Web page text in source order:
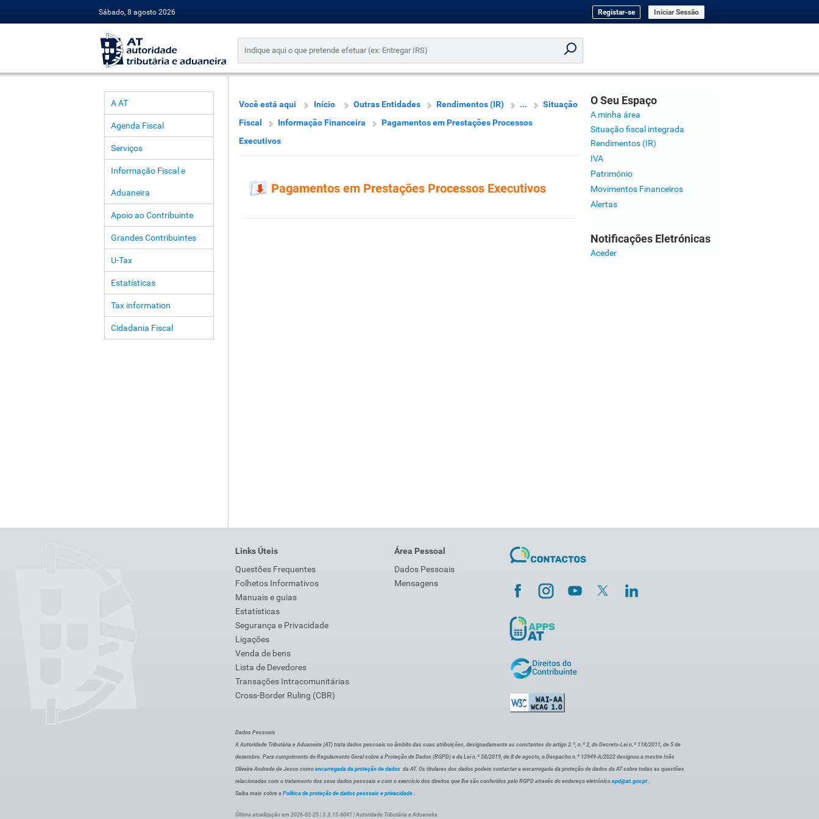
Sábado, 8 agosto 2026 Registar-se Iniciar Sessão
A AT
Agenda Fiscal
Serviços
Informação Fiscal e
Aduaneira
Apoio ao Contribuinte
Grandes Contribuintes
U-Tax
Estatísticas
Tax information
Cidadania Fiscal
Você está aqui Início Outras Entidades Rendimentos (IR) ...
Situação
Fiscal
Informação Financeira
Pagamentos em Prestações Processos
Executivos
Pagamentos em Prestações Processos Executivos
O Seu Espaço
A minha área
Situação fiscal integrada
Rendimentos (IR)
IVA
Património
Movimentos Financeiros
Alertas
Notificações Eletrónicas
Aceder
Links Úteis
Questões Frequentes
Folhetos Informativos
Manuais e guias
Estatísticas
Segurança e Privacidade
Ligações
Venda de bens
Lista de Devedores
Transações Intracomunitárias
Cross-Border Ruling (CBR)
Área Pessoal
Dados Pessoais
Mensagens
Dados Pessoais
A Autoridade Tributária e Aduaneira (AT) trata dados pessoais no âmbito das suas atribuições, designadamente as constantes do artigo 2.º, n.º 2, do Decreto-Lei n.º 118/2011, de 5 de
dezembro. Para cumprimento do Regulamento Geral sobre a Proteção de Dados (RGPD) e da Lei n.º 58/2019, de 8 de agosto, o Despacho n.º 13949-A/2022 designou a mestre Inês
Oliveira Andrade de Jesus como encarregada da proteção de dados da AT. Os titulares dos dados podem contactar a encarregada da proteção de dados da AT sobre todas as questões
relacionadas com o tratamento dos seus dados pessoais e com o exercício dos direitos que lhe são conferidos pelo RGPD através do endereço eletrónico epd@at.gov.pt .
Saiba mais sobre a Política de proteção de dados pessoais e privacidade .
Última atualização em 2026-02-25 | 3.3.15-6041 | Autoridade Tributária e Aduaneira